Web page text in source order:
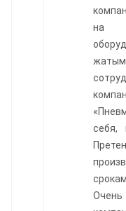
на
себя,